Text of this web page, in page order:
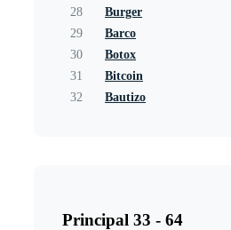
28
Burger
29
Barco
30
Botox
31
Bitcoin
32
Bautizo
Principal 33 - 64